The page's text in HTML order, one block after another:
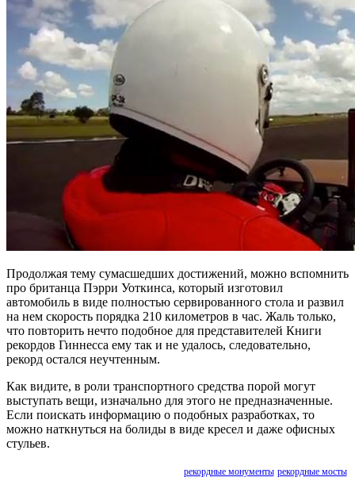
Продолжая тему сумасшедших достижений, можно вспомнить
про британца Пэрри Уоткинса, который изготовил
автомобиль в виде полностью сервированного стола и развил
на нем скорость порядка 210 километров в час. Жаль только,
что повторить нечто подобное для представителей Книги
рекордов Гиннесса ему так и не удалось, следовательно,
рекорд остался неучтенным.
Как видите, в роли транспортного средства порой могут
выступать вещи, изначально для этого не предназначенные.
Если поискать информацию о подобных разработках, то
можно наткнуться на болиды в виде кресел и даже офисных
стульев.
рекордные монументы рекордные мосты